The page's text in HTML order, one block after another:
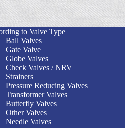
to Valve Type
Ball Valves
Gate Valve
Globe Valves
Check Valves / NRV
Strainers
Pressure Reducing Valves
Transformer Valves
Butterfly Valves
Other Valves
Needle Valves